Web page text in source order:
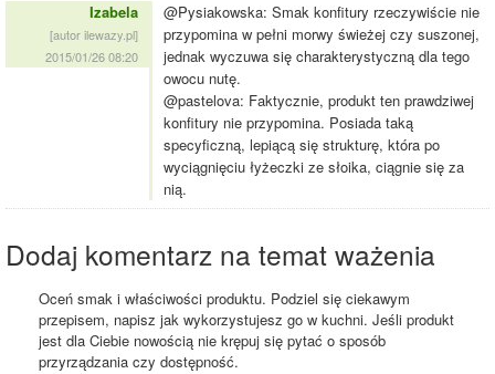
Izabela
[autor ilewazy.pl]
2015/01/26 08:20
@Pysiakowska: Smak konfitury rzeczywiście nie
przypomina w pełni morwy świeżej czy suszonej,
jednak wyczuwa się charakterystyczną dla tego
owocu nutę.
@pastelova: Faktycznie, produkt ten prawdziwej
konfitury nie przypomina. Posiada taką
specyficzną, lepiącą się strukturę, która po
wyciągnięciu łyżeczki ze słoika, ciągnie się za
nią.
Dodaj komentarz na temat ważenia
Oceń smak i właściwości produktu. Podziel się ciekawym
przepisem, napisz jak wykorzystujesz go w kuchni. Jeśli produkt
jest dla Ciebie nowością nie krępuj się pytać o sposób
przyrządzania czy dostępność.